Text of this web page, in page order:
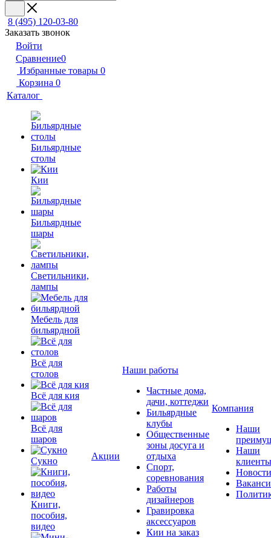
8 (495) 120-03-80
Заказать звонок
Войти
Сравнение0
Избранные товары 0
Корзина 0
Каталог
Бильярдные
столы
Кии
Бильярдные
шары
Светильники,
лампы
Мебель для
бильярдной
Всё для
столов
Всё для кия
Всё для
шаров
Сукно
Книги,
пособия,
видео
Акции
Наши работы
Частные дома,
дачи, коттеджи
Бильярдные
клубы
Общественные
зоны досуга и
отдыха
Спорт,
соревнования
Работы
дизайнеров
Гравировка
аксессуаров
Кии на заказ
Компания
Наши
Наши
клиенты
Новости